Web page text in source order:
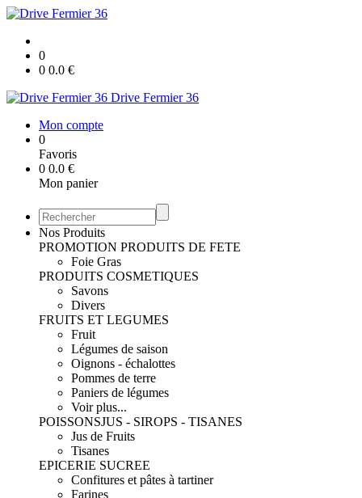
0
0 0.0 €
Drive Fermier 36
Mon compte
0
Favoris
0 0.0 €
Mon panier
Nos Produits
PROMOTION PRODUITS DE FETE
Foie Gras
PRODUITS COSMETIQUES
Savons
Divers
FRUITS ET LEGUMES
Fruit
Légumes de saison
Oignons - échalottes
Pommes de terre
Paniers de légumes
Voir plus...
POISSONSJUS - SIROPS - TISANES
Jus de Fruits
Tisanes
EPICERIE SUCREE
Confitures et pâtes à tartiner
Farines